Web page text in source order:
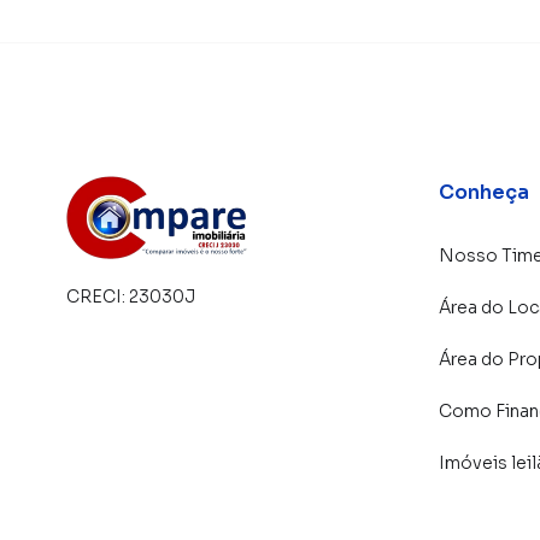
CRECI: 23030J
Conheça
Nosso
Área do
Área do
Como
Imóveis